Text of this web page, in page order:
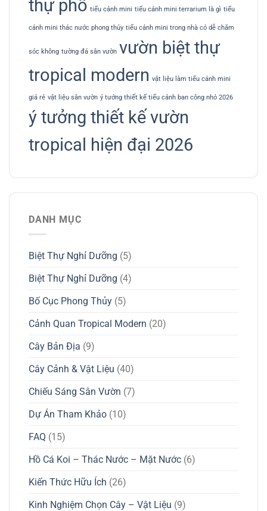
thự phố tiểu cảnh mini tiểu cảnh mini terrarium là gì tiểu
cảnh mini thác nước phong thủy tiểu cảnh mini trong nhà có dễ chăm
sóc không tường đá sân vườn vườn biệt thự
tropical modern vật liệu làm tiểu cảnh mini
giá rẻ vật liệu sân vườn ý tưởng thiết kế tiểu cảnh ban công nhỏ 2026
ý tưởng thiết kế vườn
tropical hiện đại 2026
DANH MỤC
Biệt Thự Nghỉ Dưỡng (5)
Biệt Thự Nghỉ Dưỡng (4)
Bố Cục Phong Thủy (5)
Cảnh Quan Tropical Modern (20)
Cây Bản Địa (9)
Cây Cảnh & Vật Liệu (40)
Chiếu Sáng Sân Vườn (7)
Dự Án Tham Khảo (10)
FAQ (15)
Hồ Cá Koi – Thác Nước – Mặt Nước (6)
Kiến Thức Hữu Ích (26)
Kinh Nghiệm Chọn Cây – Vật Liệu (9)